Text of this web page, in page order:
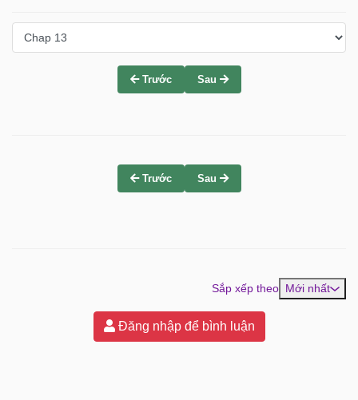
Trước Sau
Trước Sau
Sắp xếp theo Mới nhất
Đăng nhập để bình luận